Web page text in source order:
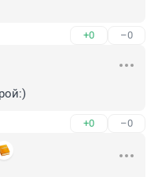
+0 –0
+0 –0